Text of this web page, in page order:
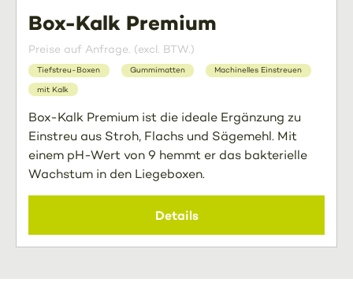
Box-Kalk Premium
Preise auf Anfrage. (excl. BTW.)
Tiefstreu-Boxen Gummimatten Machinelles Einstreuen
mit Kalk
Box-Kalk Premium ist die ideale Ergänzung zu
Einstreu aus Stroh, Flachs und Sägemehl. Mit
einem pH-Wert von 9 hemmt er das bakterielle
Wachstum in den Liegeboxen.
Details